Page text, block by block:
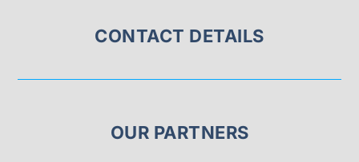
CONTACT DETAILS
OUR PARTNERS